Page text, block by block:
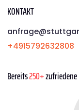
KONTAKT
+4915792632808
Bereits250+